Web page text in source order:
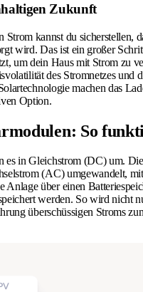
Zukunft
kannst du sicherstellen,
wird. Das ist ein großer
um dein Haus mit Strom zu
des Stromnetzes und
machen das
Option.
So
es in Gleichstrom (DC) um.
(AC) umgewandelt,
Anlage über einen
werden. So wird nicht
überschüssigen Stroms